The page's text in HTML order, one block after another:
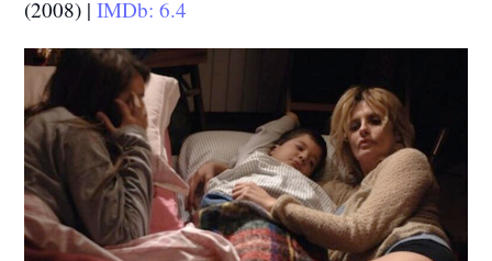
(2008) |IMDb: 6.4